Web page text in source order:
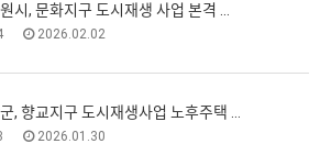
시, 문화지구 도시재생 사업 본격 …
2026.02.02
, 향교지구 도시재생사업 노후주택 …
2026.01.30